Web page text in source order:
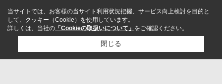
当サイトでは、お客様の当サイト利用状況把握、サービス向上検討を目的と
して、クッキー（Cookie）を使用しています。
詳しくは、当社の 「Cookieの取扱いについて」 をご確認ください。
閉じる